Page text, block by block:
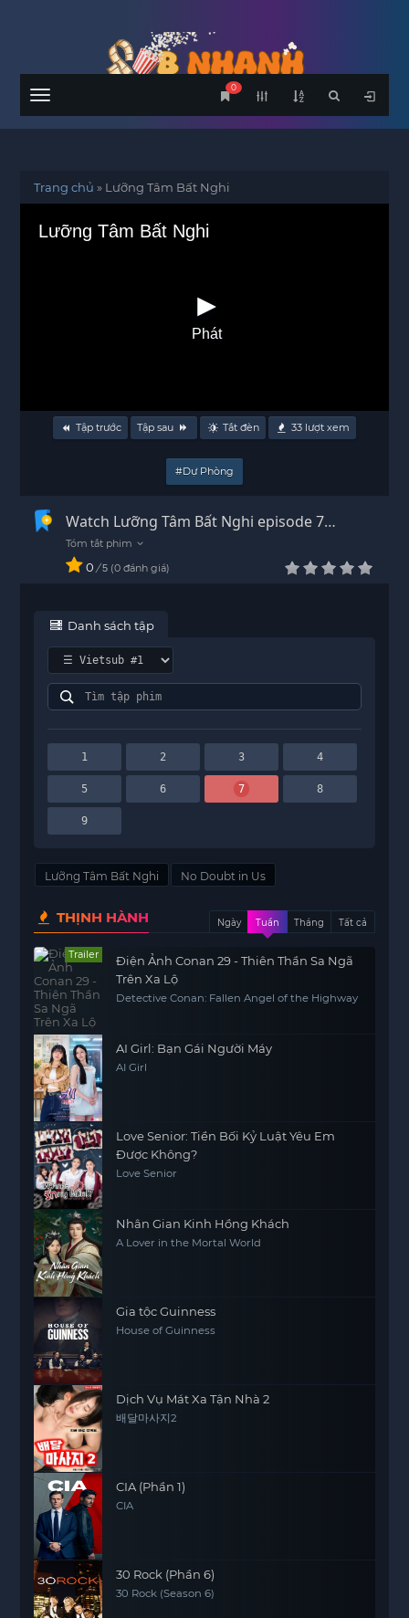
Menu
0
Trang chủ » Lưỡng Tâm Bất Nghi
Lưỡng Tâm Bất Nghi
Phát
Tập trước Tập sau Tắt đèn 33 lượt xem
#Dự Phòng
Watch Lưỡng Tâm Bất Nghi episode 7
Vietsub - HD
0 / 5 0 đánh giá
Danh sách tập
1 2 3 4
5 6 7 8
9
Lưỡng Tâm Bất Nghi No Doubt in Us
THỊNH HÀNH Ngày Tuần Tháng Tất cả
Trailer
Điện Ảnh Conan 29 - Thiên Thần Sa Ngã
Trên Xa Lộ
Detective Conan: Fallen Angel of the Highway
AI Girl: Bạn Gái Người Máy
AI Girl
Love Senior: Tiền Bối Kỷ Luật Yêu Em
Được Không?
Love Senior
Nhân Gian Kinh Hồng Khách
A Lover in the Mortal World
Gia tộc Guinness
House of Guinness
Dịch Vụ Mát Xa Tận Nhà 2
배달마사지2
CIA (Phần 1)
CIA
30 Rock (Phần 6)
30 Rock (Season 6)